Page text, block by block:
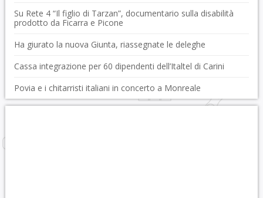
Su Rete 4 “Il figlio di Tarzan”, documentario sulla disabilità
prodotto da Ficarra e Picone
Ha giurato la nuova Giunta, riassegnate le deleghe
Cassa integrazione per 60 dipendenti dell’Italtel di Carini
Povia e i chitarristi italiani in concerto a Monreale